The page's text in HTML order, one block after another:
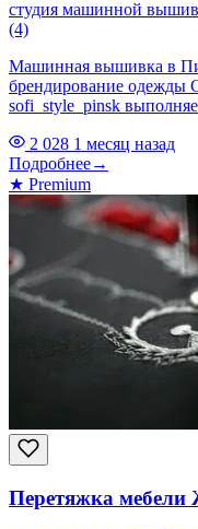
студия машинной
(4)
Машинная вышивка в
брендирование
sofi_style_pinsk
2 028 1 месяц назад
Подробнее→
★ Premium
Перетяжка мебели